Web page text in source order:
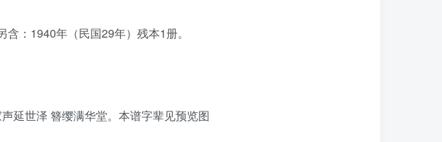
：1940年（民国29年）残本1册。
延世泽 簪缨满华堂。本谱字辈见预览图